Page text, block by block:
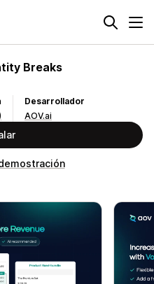
Breaks
Desarrollador
AOV.ai